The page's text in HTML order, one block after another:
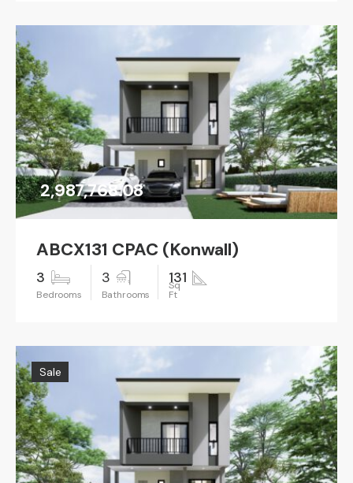
2,987,768.08
ABCX131 CPAC (Konwall)
3 3 131
Sale